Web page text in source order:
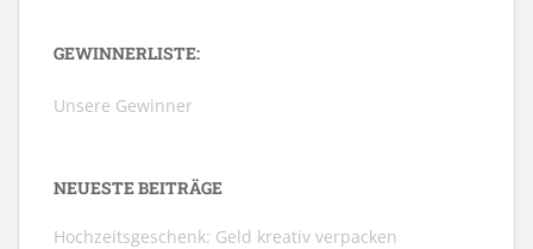
GEWINNERLISTE:
Unsere Gewinner
NEUESTE BEITRÄGE
Hochzeitsgeschenk: Geld kreativ verpacken